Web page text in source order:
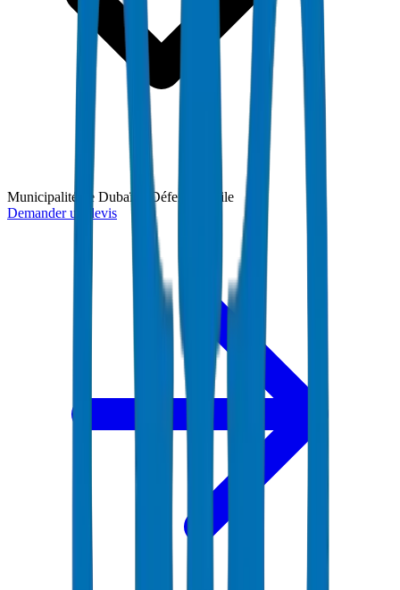
Municipalité de Dubaï et Défense Civile
Demander un devis